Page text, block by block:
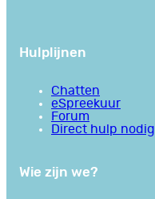
Hulplijnen
Chatten
eSpreekuur
Forum
Direct hulp
Wie zijn we?